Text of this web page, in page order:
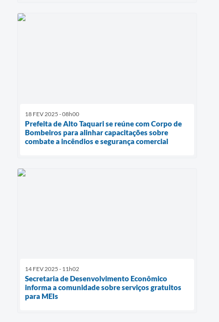
18 FEV 2025 - 08h00
Prefeita de Alto Taquari se reúne com Corpo de
Bombeiros para alinhar capacitações sobre
combate a incêndios e segurança comercial
14 FEV 2025 - 11h02
Secretaria de Desenvolvimento Econômico
informa a comunidade sobre serviços gratuitos
para MEIs